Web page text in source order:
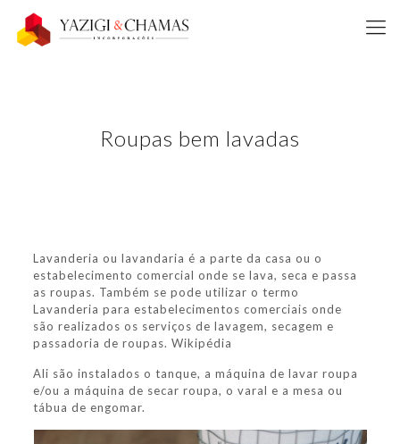
Roupas bem lavadas
Lavanderia ou lavandaria é a parte da casa ou o
estabelecimento comercial onde se lava, seca e passa
as roupas. Também se pode utilizar o termo
Lavanderia para estabelecimentos comerciais onde
são realizados os serviços de lavagem, secagem e
passadoria de roupas. Wikipédia
Ali são instalados o tanque, a máquina de lavar roupa
e/ou a máquina de secar roupa, o varal e a mesa ou
tábua de engomar.